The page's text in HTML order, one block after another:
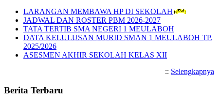
LARANGAN MEMBAWA HP DI SEKOLAH
JADWAL DAN ROSTER PBM 2026-2027
TATA TERTIB SMA NEGERI 1 MEULABOH
DATA KELULUSAN MURID SMAN 1 MEULABOH TP.
2025/2026
ASESMEN AKHIR SEKOLAH KELAS XII
:: Selengkapnya
Berita Terbaru